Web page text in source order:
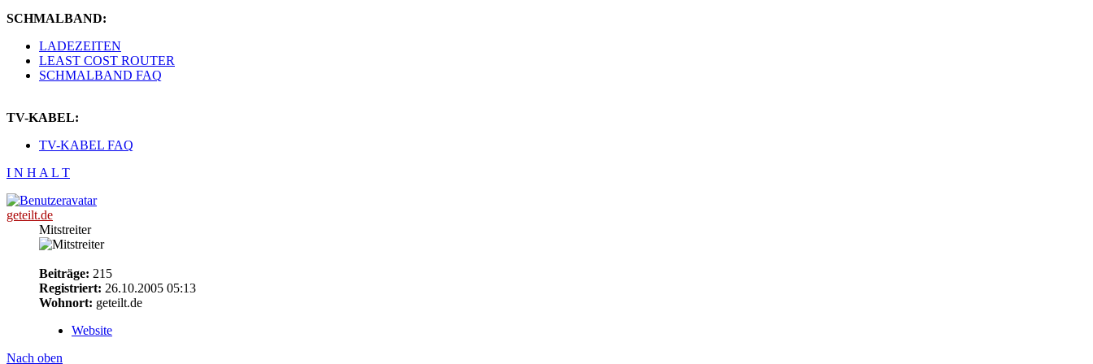
SCHMALBAND:
LADEZEITEN
LEAST COST ROUTER
SCHMALBAND FAQ
TV-KABEL:
TV-KABEL FAQ
I N H A L T
geteilt.de
Mitstreiter
Beiträge: 215
Registriert: 26.10.2005 05:13
Wohnort: geteilt.de
Website
Nach oben